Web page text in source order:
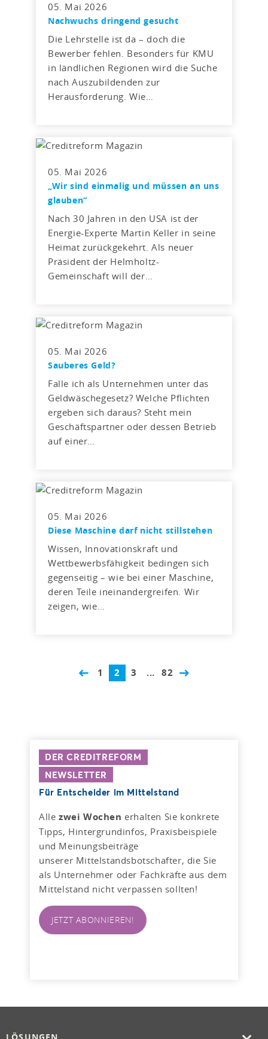
05. Mai 2026
Nachwuchs dringend gesucht
Die Lehrstelle ist da – doch die
Bewerber fehlen. Besonders für KMU
in ländlichen Regionen wird die Suche
nach Auszubildenden zur
Herausforderung. Wie…
05. Mai 2026
„Wir sind einmalig und müssen an uns
glauben“
Nach 30 Jahren in den USA ist der
Energie-Experte Martin Keller in seine
Heimat zurückgekehrt. Als neuer
Präsident der Helmholtz-
Gemeinschaft will der…
05. Mai 2026
Sauberes Geld?
Falle ich als Unternehmen unter das
Geldwäschegesetz? Welche Pflichten
ergeben sich daraus? Steht mein
Geschäftspartner oder dessen Betrieb
auf einer…
05. Mai 2026
Diese Maschine darf nicht stillstehen
Wissen, Innovationskraft und
Wettbewerbsfähigkeit bedingen sich
gegenseitig – wie bei einer Maschine,
deren Teile ineinandergreifen. Wir
zeigen, wie…
1 2 3 ... 82
DER CREDITREFORM
NEWSLETTER
Für Entscheider im Mittelstand
Alle zwei Wochen erhalten Sie konkrete
Tipps, Hintergrundinfos, Praxisbeispiele
und Meinungsbeiträge
unserer Mittelstandsbotschafter, die Sie
als Unternehmer oder Fachkräfte aus dem
Mittelstand nicht verpassen sollten!
JETZT ABONNIEREN!